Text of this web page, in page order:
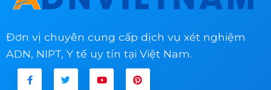
Đơn vị chuyên cung cấp dịch vụ xét nghiệm
ADN, NIPT, Y tế uy tín tại Việt Nam.